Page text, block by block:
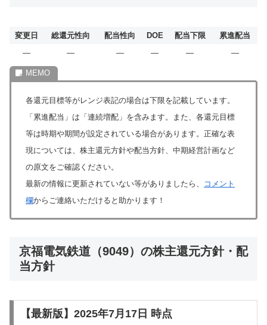
変更日 総還元性向 配当性向 DOE 配当下限
累進配当
―
― ― ― ― ―
各還元目標等がレンジ表記の場合は下限を記載しています。
「累進配当」は「連続増配」を含みます。また、各還元目標
等は時期や期間が設定されている場合があります。正確な表
現については、株主還元方針や配当方針、中期経営計画など
の原文をご確認ください。
最新の情報に更新されていない等がありましたら、
コメント
欄からご連絡いただけると助かります！
京福電気鉄道（9049）の株主還元方針・配
当方針
【最新版】2025年7月17日 時点